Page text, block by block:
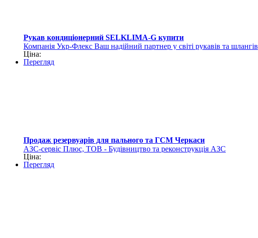
Рукав кондиціонерний SELKLIMA-G купити
Компанія Укр-Флекс Ваш надійний партнер у світі рукавів та шлангів
Ціна:
Перегляд
Продаж резервуарів для пального та ГСМ Черкаси
АЗС-сервіс Плюс, ТОВ - Будівництво та реконструкція АЗС
Ціна:
Перегляд